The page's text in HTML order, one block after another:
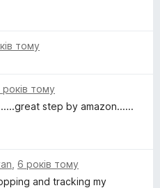
тому
років тому
step by amazon......
6 років тому
and tracking my